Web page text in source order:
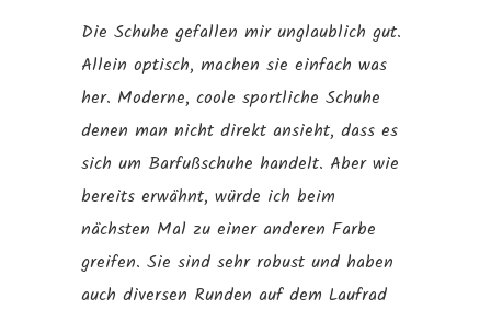
Die Schuhe gefallen mir unglaublich gut.
Allein optisch, machen sie einfach was
her. Moderne, coole sportliche Schuhe
denen man nicht direkt ansieht, dass es
sich um Barfußschuhe handelt. Aber wie
bereits erwähnt, würde ich beim
nächsten Mal zu einer anderen Farbe
greifen. Sie sind sehr robust und haben
auch diversen Runden auf dem Laufrad